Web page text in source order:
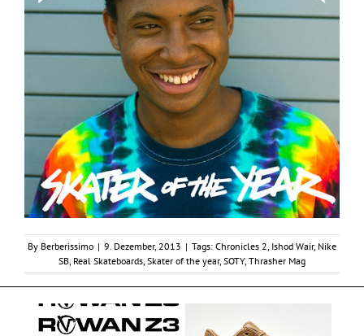
By Berberissimo | 9. Dezember, 2013 | Tags: Chronicles 2 Ishod Wair, Nike
SB Real Skateboards Skater of the year, SOTY, Thrasher Mag